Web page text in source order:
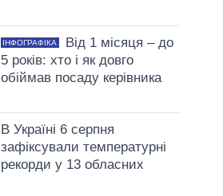
ІНФОГРАФІКА
Від 1 місяця – до
5 років: хто і як довго
обіймав посаду керівника
В Україні 6 серпня
зафіксували температурні
рекорди у 13 обласних